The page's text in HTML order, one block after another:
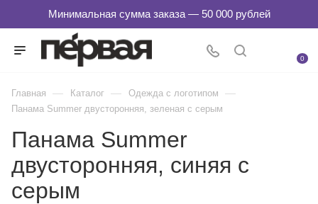
0
Главная — Каталог — Одежда с логотипом —
Панама Summer двусторонняя, зеленая с серым
Панама Summer
двусторонняя, синяя с
серым